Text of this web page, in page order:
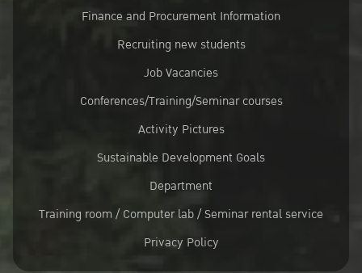
Finance and Procurement Information
Recruiting new students
Job Vacancies
Conferences/Training/Seminar courses
Activity Pictures
Sustainable Development Goals
Department
Training room / Computer lab / Seminar rental service
Privacy Policy